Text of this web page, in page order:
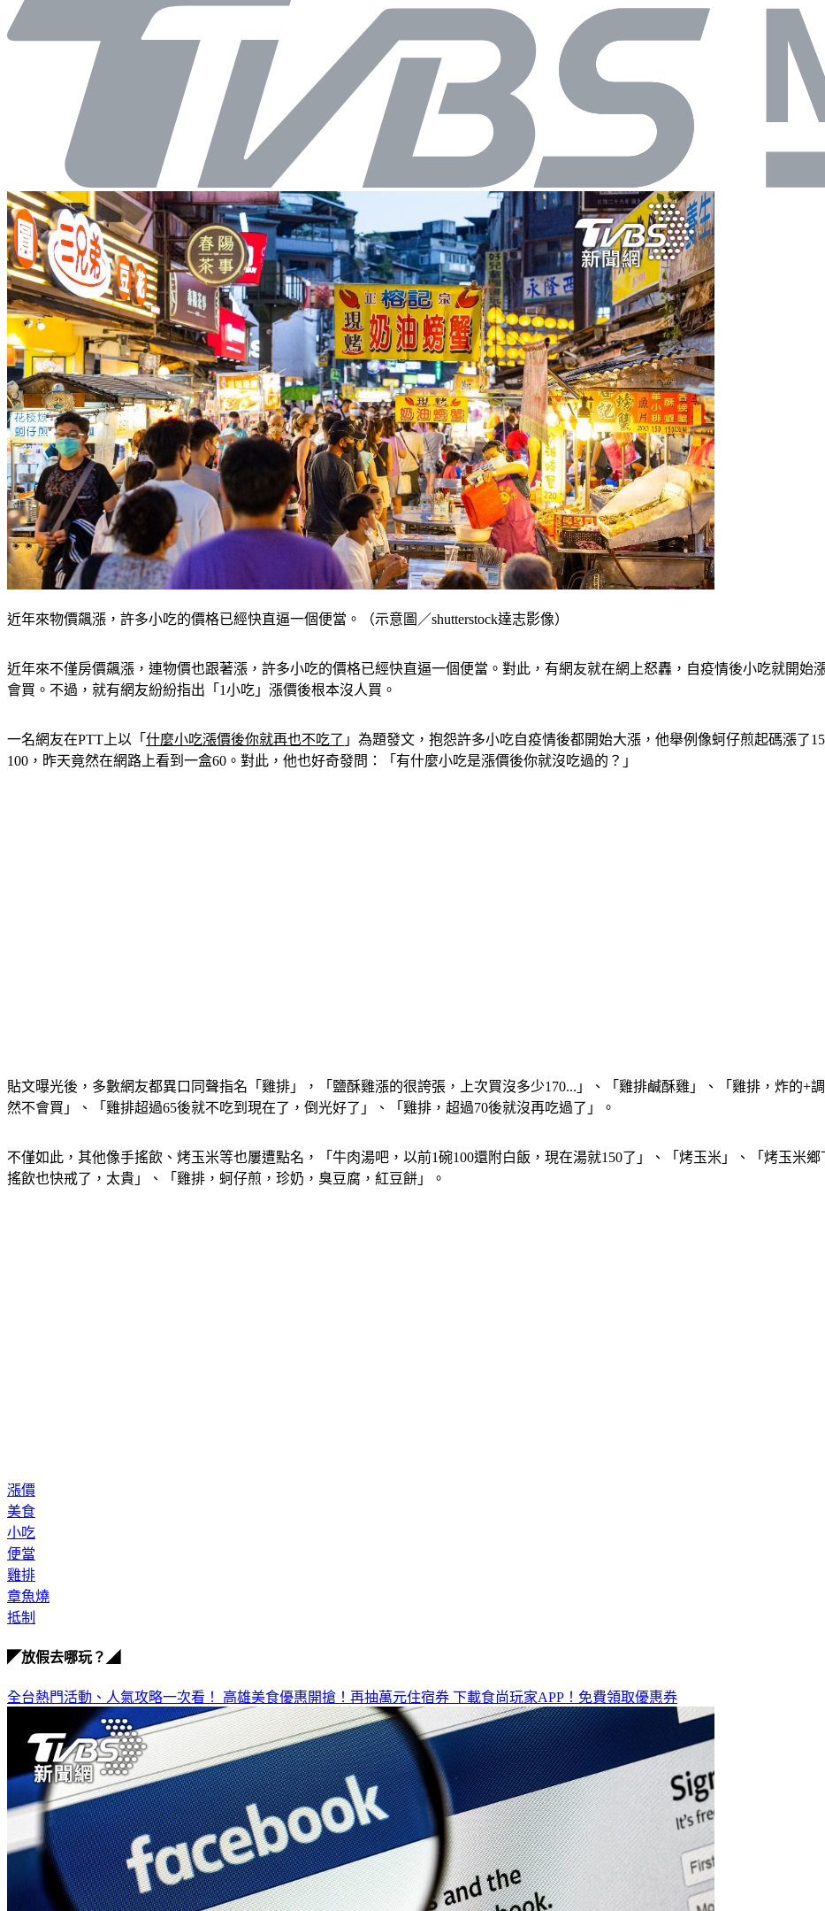
近年來物價飆漲，許多小吃的價格已經快直逼一個便當。（示意圖／shutterstock達志影像）
近年來不僅房價飆漲，連物價也跟著漲，許多小吃的價格已經快直逼一個便當。對此，有網友就在網上怒轟，自疫情後小吃就開始
會買。不過，就有網友紛紛指出「1小吃」漲價後根本沒人買。
一名網友在PTT上以「 什麼小吃漲價後你就再也不吃了 」為題發文，抱怨許多小吃自疫情後都開始大漲，他舉例像蚵仔煎起碼漲了
100，昨天竟然在網路上看到一盒60。對此，他也好奇發問：「有什麼小吃是漲價後你就沒吃過的？」
貼文曝光後，多數網友都異口同聲指名「雞排」，「鹽酥雞漲的很誇張，上次買沒多少170...」、「雞排鹹酥雞」、「雞排，炸的+
然不會買」、「雞排超過65後就不吃到現在了，倒光好了」、「雞排，超過70後就沒再吃過了」。
不僅如此，其他像手搖飲、烤玉米等也屢遭點名，「牛肉湯吧，以前1碗100還附白飯，現在湯就150了」、「烤玉米」、「烤玉米
搖飲也快戒了，太貴」、「雞排，蚵仔煎，珍奶，臭豆腐，紅豆餅」。
漲價
美食
小吃
便當
雞排
章魚燒
抵制
◤放假去哪玩？◢
全台熱門活動、人氣攻略一次看！ 高雄美食優惠開搶！再抽萬元住宿券 下載食尚玩家APP！免費領取優惠券